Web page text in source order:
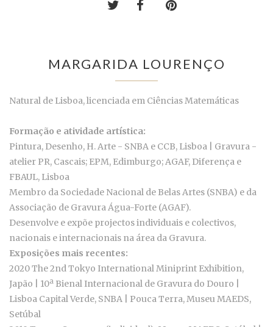
MARGARIDA LOURENÇO
Natural de Lisboa, licenciada em Ciências Matemáticas
Formação e atividade artística:
Pintura, Desenho, H. Arte - SNBA e CCB, Lisboa | Gravura -
atelier PR, Cascais; EPM, Edimburgo; AGAF, Diferença e
FBAUL, Lisboa
Membro da Sociedade Nacional de Belas Artes (SNBA) e da
Associação de Gravura Água-Forte (AGAF).
Desenvolve e expõe projectos individuais e colectivos,
nacionais e internacionais na área da Gravura.
Exposições mais recentes:
2020 The 2nd Tokyo International Miniprint Exhibition,
Japão | 10ª Bienal Internacional de Gravura do Douro |
Lisboa Capital Verde, SNBA | Pouca Terra, Museu MAEDS,
Setúbal